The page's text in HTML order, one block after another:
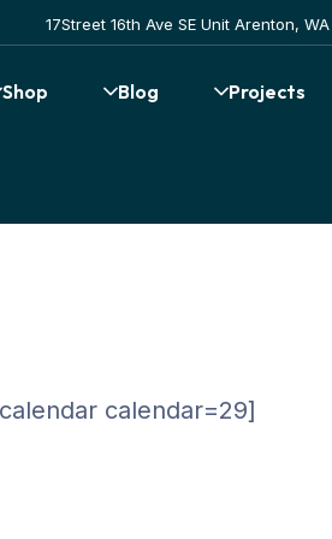
17Street 16th Ave SE Unit Arenton,
Projects
Blog
Shop
[booked-calendar calendar=29]